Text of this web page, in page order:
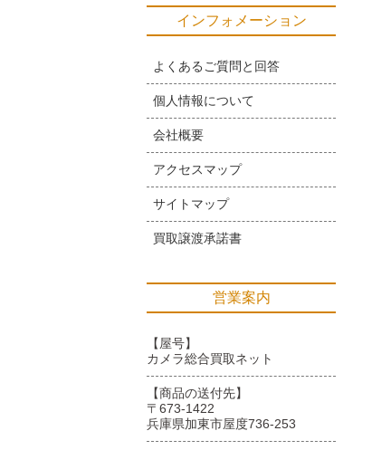
インフォメーション
よくあるご質問と回答
個人情報について
会社概要
アクセスマップ
サイトマップ
買取譲渡承諾書
営業案内
【屋号】
カメラ総合買取ネット
【商品の送付先】
〒673-1422
兵庫県加東市屋度736-253